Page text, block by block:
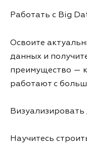
Работать с Big
Освоите
данных и
преимущество —
работают с
Научитесь